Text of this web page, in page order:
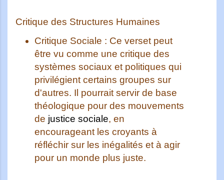
Critique des Structures Humaines
Critique Sociale : Ce verset peut
être vu comme une critique des
systèmes sociaux et politiques qui
privilégient certains groupes sur
d'autres. Il pourrait servir de base
théologique pour des mouvements
de justice sociale, en
encourageant les croyants à
réfléchir sur les inégalités et à agir
pour un monde plus juste.